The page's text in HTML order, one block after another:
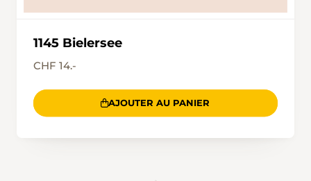
1145 Bielersee
CHF 14.-
AJOUTER AU PANIER